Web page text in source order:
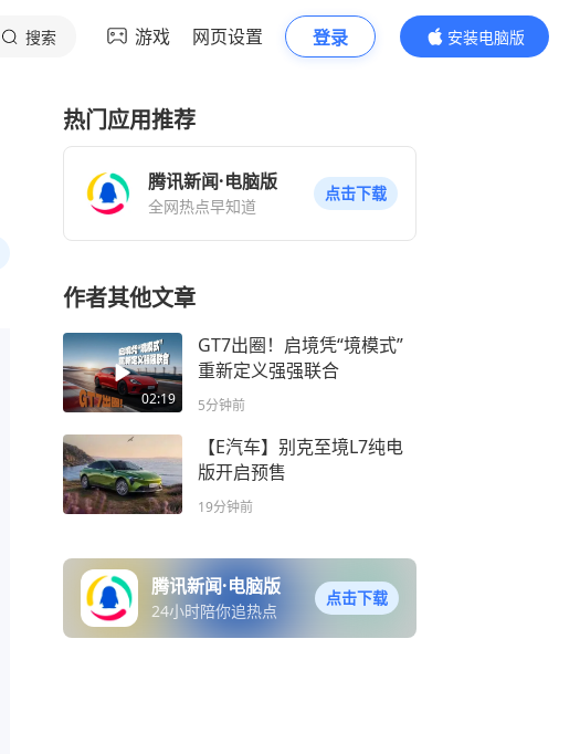
搜索 游戏 网页设置 登录
安装电脑版
内容更精彩
热门应用推荐
腾讯新闻·电脑版
全网热点早知道
点击下载
作者其他文章
02:19
GT7出圈！启境凭“境模式”
重新定义强强联合
5分钟前
【E汽车】别克至境L7纯电
版开启预售
19分钟前
腾讯新闻·电脑版
24小时陪你追热点
点击下载